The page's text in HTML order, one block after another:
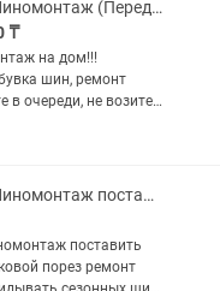
Мобильный Шиномонтаж (Передвижной)
₸
на дом!!!
шин, ремонт
в очереди, не возите
и закажите
Мобильный Шиномонтаж поставить жгут запаску боковой порез ремонт выездной
поставить
порез ремонт